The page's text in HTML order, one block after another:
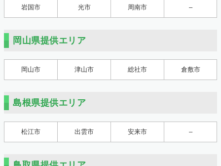
岩国市 光市 周南市 –
岡山県提供エリア
岡山市 津山市 総社市 倉敷市
島根県提供エリア
松江市 出雲市 安来市 –